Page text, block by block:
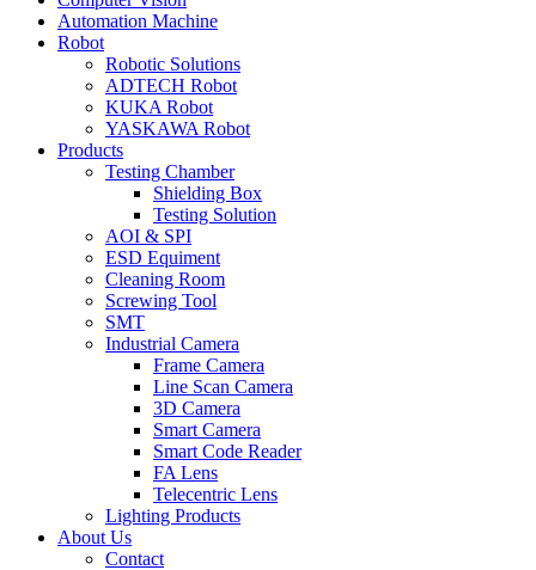
Automation Machine
Robot
Robotic Solutions
ADTECH Robot
KUKA Robot
YASKAWA Robot
Products
Testing Chamber
Shielding Box
Testing Solution
AOI & SPI
ESD Equiment
Cleaning Room
Screwing Tool
SMT
Industrial Camera
Frame Camera
Line Scan Camera
3D Camera
Smart Camera
Smart Code Reader
FA Lens
Telecentric Lens
Lighting Products
About Us
Contact